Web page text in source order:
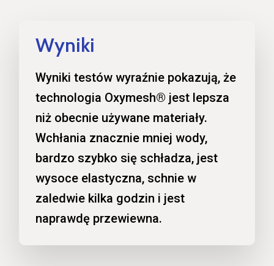
Wyniki
Wyniki testów wyraźnie pokazują, że
technologia Oxymesh® jest lepsza
niż obecnie używane materiały.
Wchłania znacznie mniej wody,
bardzo szybko się schładza, jest
wysoce elastyczna, schnie w
zaledwie kilka godzin i jest
naprawdę przewiewna.